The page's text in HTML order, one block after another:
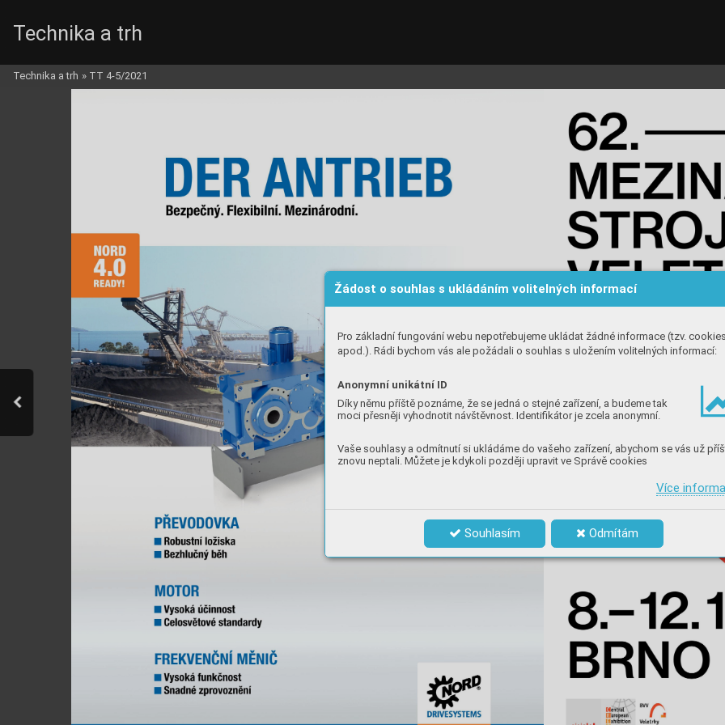
Žádost o souhlas s ukládáním volitelných informací
Pro základní fungování webu nepotřebujeme ukládat žádné informace (tzv.
apod.). Rádi bychom vás ale požádali o souhlas s uložením volitelných informací:
Anonymní unikátní ID
Díky němu příště poznáme, že se jedná o stejné zařízení, a budeme tak
moci přesněji vyhodnotit návštěvnost. Identifikátor je zcela anonymní.
Vaše souhlasy a odmítnutí si ukládáme do vašeho zařízení, abychom se vás už
znovu neptali. Můžete je kdykoli později upravit ve Správě cookies
Více
Souhlasím Odmítám
Technika a trh
Technika a trh » TT 4-5/2021